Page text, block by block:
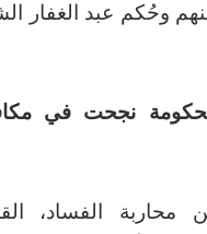
وحُكم عبد الغفار
نجحت في
الفساد،